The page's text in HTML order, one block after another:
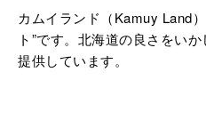
カムイランド（Kamuy Land
ト”です。北海道の良さをい
提供しています。